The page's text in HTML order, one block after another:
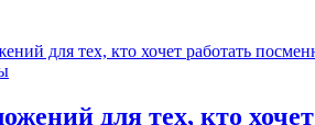
для тех, кто